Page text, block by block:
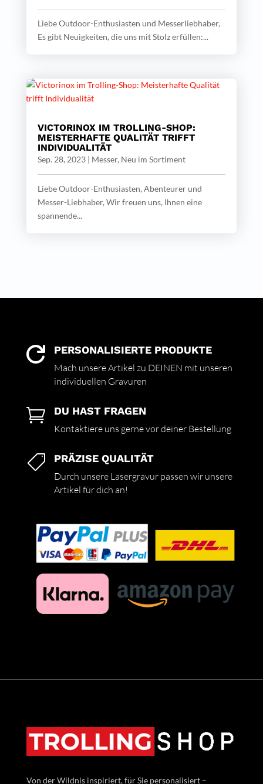
Liebe Outdoor-Enthusiasten und Messerliebhaber,
Es gibt Neuigkeiten, die uns mit Stolz erfüllen:...
VICTORINOX IM TROLLING-SHOP:
MEISTERHAFTE QUALITÄT TRIFFT
INDIVIDUALITÄT
Sep. 28, 2023| Messer, Neu im Sortiment
Liebe Outdoor-Enthusiasten, Abenteurer und
Messer-Liebhaber, Wir freuen uns, Ihnen eine
spannende...
 PERSONALISIERTE PRODUKTE
Mach unsere Artikel zu DEINEN mit unseren
individuellen Gravuren
 DU HAST FRAGEN
Kontaktiere uns gerne vor deiner Bestellung
 PRÄZISE QUALITÄT
Durch unsere Lasergravur passen wir unsere
Artikel für dich an!
Von der Wildnis inspiriert, für Sie personalisiert –